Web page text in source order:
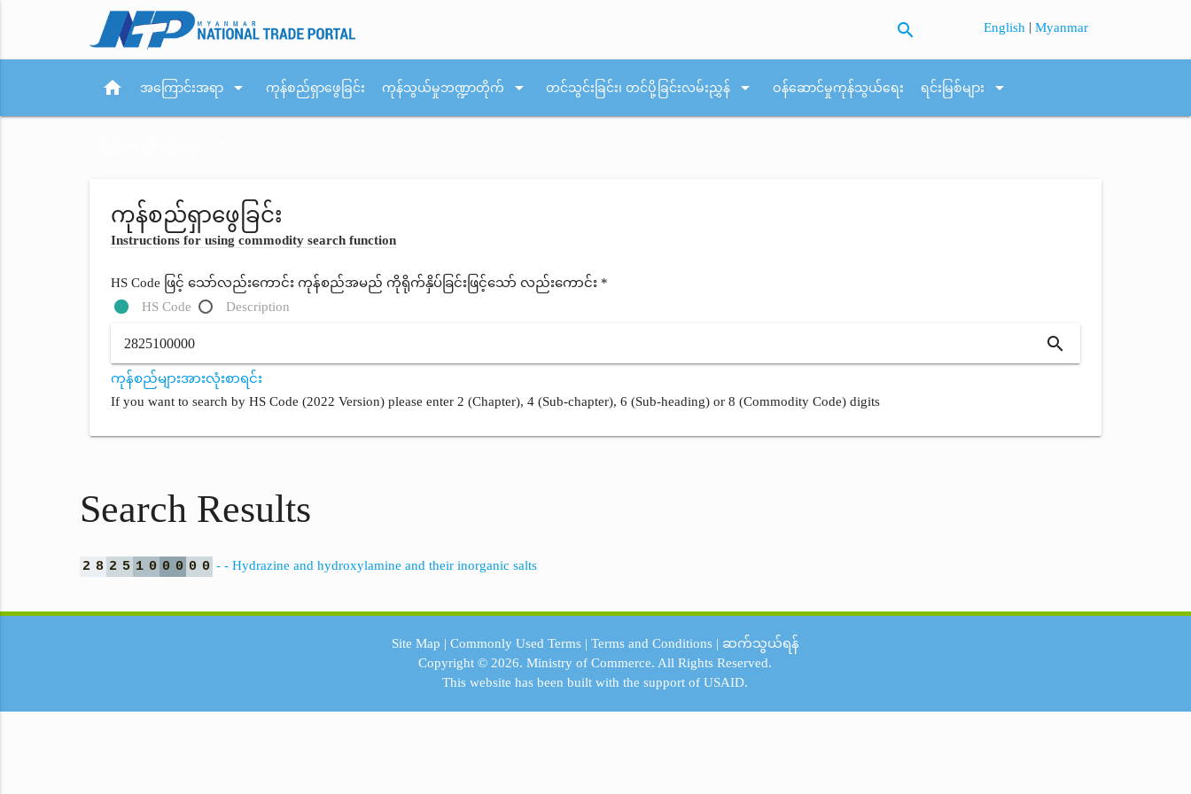
search English |Myanmar
home အကြောင်းအရာ arrow_drop_down ကုန်စည်ရှာဖွေခြင်း ကုန်သွယ်မှုဘဏ္ဍာတိုက် arrow_drop_down တင်သွင်းခြင်း၊ တင်ပို့ခြင်းလမ်းညွှန် arrow_drop_down ဝန်ဆောင်မှုကုန်သွယ်ရေး ရင်းမြစ်များ arrow_drop_down
ကုန်စည်ရှာဖွေခြင်း
Instructions for using commodity search function
HS Code ဖြင့် သော်လည်းကောင်း ကုန်စည်အမည် ကိုရိုက်နှိပ်ခြင်းဖြင့်သော် လည်းကောင်း *
HS Code
Description
search
ကုန်စည်များအားလုံးစာရင်း
If you want to search by HS Code (2022 Version) please enter 2 (Chapter), 4 (Sub-chapter), 6 (Sub-heading) or 8 (Commodity Code) digits
Search Results
2 8 2 5 1 0 0 0 0 0 - - Hydrazine and hydroxylamine and their inorganic salts
Site Map | Commonly Used Terms| Terms and Conditions| ဆက်သွယ်ရန်
Copyright © 2026.Ministry of Commerce. All Rights Reserved.
This website has been built with the support ofUSAID.